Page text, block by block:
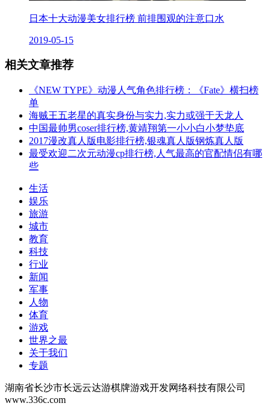
日本十大动漫美女排行榜 前排围观的注意口水
2019-05-15
相关文章推荐
《NEW TYPE》动漫人气角色排行榜：《Fate》横扫榜
单
海贼王五老星的真实身份与实力,实力或强于天龙人
中国最帅男coser排行榜,黄靖翔第一小小白小梦垫底
2017漫改真人版电影排行榜,银魂真人版钢炼真人版
最受欢迎二次元动漫cp排行榜,人气最高的官配情侣有哪
些
生活
娱乐
旅游
城市
教育
科技
行业
新闻
军事
人物
体育
游戏
世界之最
关于我们
专题
湖南省长沙市长远云达游棋牌游戏开发网络科技有限公司
www.336c.com